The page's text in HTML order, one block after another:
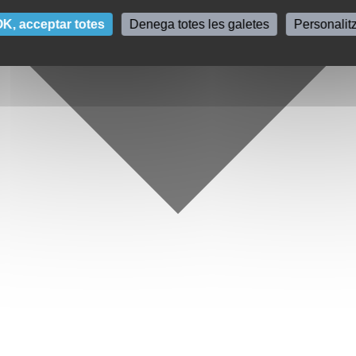
acceptar totes Denega totes les galetes